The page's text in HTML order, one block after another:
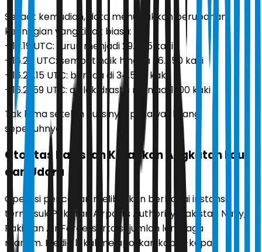
Sesaat kemudian, data menunjukkan perubahan
ketinggian yang tidak biasa:
- 16.19 UTC: turun menjadi 29.475 kaki
- 16.20 UTC: sempat naik hingga 36.650 kaki
- 16.20.15 UTC: berada di 34.575 kaki
- 16.21.59 UTC: anjlok drastis menjadi 1.100 kaki
Tak lama setelah itu, sinyal pesawat hilang
sepenuhnya.
Otoritas Pakistan Kerahkan Angkatan Laut
dan Udara
Operasi pencarian melibatkan berbagai instansi,
termasuk Pakistan Airports Authority, Pakistan Navy,
Pakistan Air Force, serta sejumlah lembaga
maritim. Media lokal melaporkan kapal-kapal